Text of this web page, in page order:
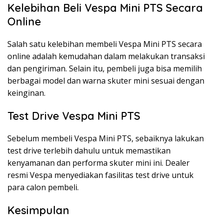
Kelebihan Beli Vespa Mini PTS Secara
Online
Salah satu kelebihan membeli Vespa Mini PTS secara
online adalah kemudahan dalam melakukan transaksi
dan pengiriman. Selain itu, pembeli juga bisa memilih
berbagai model dan warna skuter mini sesuai dengan
keinginan.
Test Drive Vespa Mini PTS
Sebelum membeli Vespa Mini PTS, sebaiknya lakukan
test drive terlebih dahulu untuk memastikan
kenyamanan dan performa skuter mini ini. Dealer
resmi Vespa menyediakan fasilitas test drive untuk
para calon pembeli.
Kesimpulan